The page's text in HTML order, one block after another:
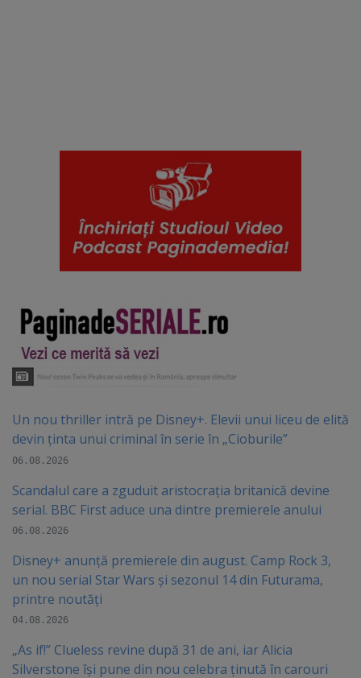
Un nou thriller intră pe Disney+. Elevii unui liceu de elită
devin ținta unui criminal în serie în „Cioburile”
06.08.2026
Scandalul care a zguduit aristocrația britanică devine
serial. BBC First aduce una dintre premierele anului
06.08.2026
Disney+ anunță premierele din august. Camp Rock 3,
un nou serial Star Wars și sezonul 14 din Futurama,
printre noutăți
04.08.2026
„As if!” Clueless revine după 31 de ani, iar Alicia
Silverstone își pune din nou celebra ținută în carouri